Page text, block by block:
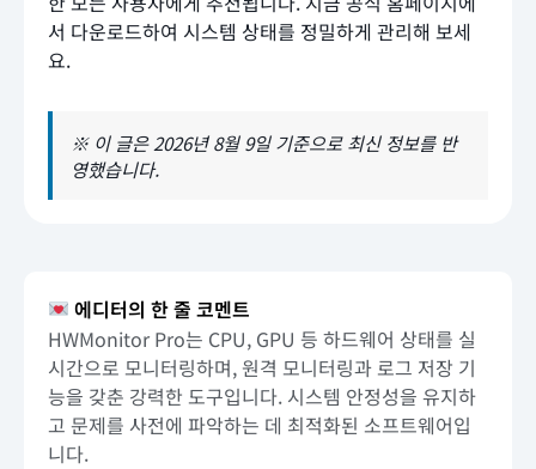
서 다운로드하여 시스템 상태를 정밀하게 관리해 보세
요.
※ 이 글은 2026년 8월 9일 기준으로 최신 정보를 반
영했습니다.
에디터의 한 줄 코멘트
HWMonitor Pro는 CPU, GPU 등 하드웨어 상태를 실
시간으로 모니터링하며, 원격 모니터링과 로그 저장 기
능을 갖춘 강력한 도구입니다. 시스템 안정성을 유지하
고 문제를 사전에 파악하는 데 최적화된 소프트웨어입
니다.